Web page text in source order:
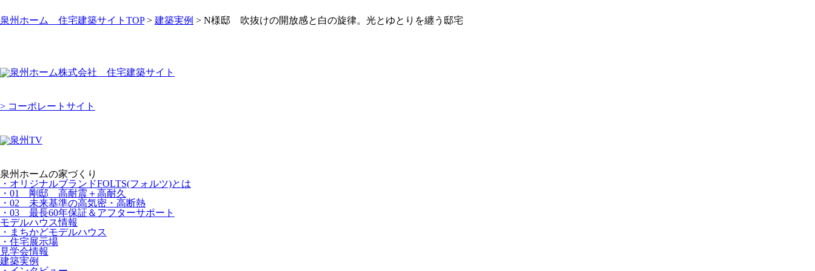
泉州ホーム 住宅建築サイトTOP> 建築実例 > N様邸 吹抜けの開放感と白の旋律。光とゆとりを纏う邸宅
> コーポレートサイト
泉州ホームの家づくり
・オリジナルブランドFOLTS(フォルツ)とは
・01 剛邸 高耐震＋高耐久
・02 未来基準の高気密・高断熱
・03 最長60年保証＆アフターサポート
モデルハウス情報
・まちかどモデルハウス
・住宅展示場
見学会情報
建築実例